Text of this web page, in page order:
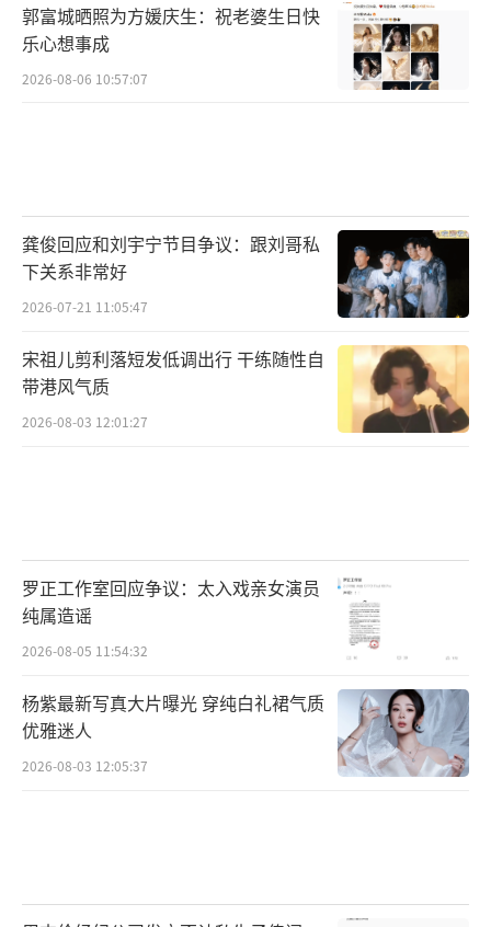
郭富城晒照为方媛庆生：祝老婆生日快
乐心想事成
2026-08-06 10:57:07
龚俊回应和刘宇宁节目争议：跟刘哥私
下关系非常好
2026-07-21 11:05:47
宋祖儿剪利落短发低调出行 干练随性自
带港风气质
2026-08-03 12:01:27
罗正工作室回应争议：太入戏亲女演员
纯属造谣
2026-08-05 11:54:32
杨紫最新写真大片曝光 穿纯白礼裙气质
优雅迷人
2026-08-03 12:05:37